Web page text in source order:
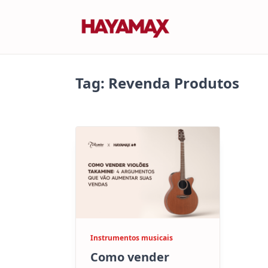
Tag: Revenda Produtos
Instrumentos musicais
Como vender